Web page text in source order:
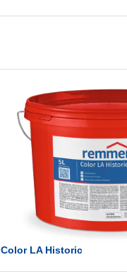
Color LA Historic